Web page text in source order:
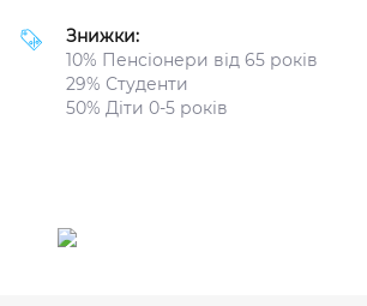
Знижки:
10% Пенсіонери від 65 років
29% Студенти
50% Діти 0-5 років